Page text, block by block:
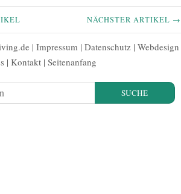
NÄCHSTER ARTIKEL →
| Impressum | Datenschutz | Webdesign
| Kontakt | Seitenanfang
SUCHE